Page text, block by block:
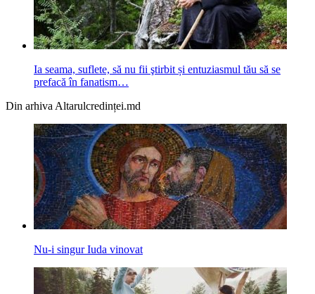
Ia seama, suflete, să nu fii ştirbit și entuziasmul tău să se
prefacă în fanatism…
Din arhiva Altarulcredinței.md
Nu-i singur Iuda vinovat